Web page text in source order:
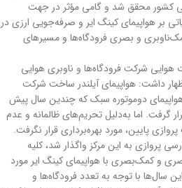
کشور محقق شد و گامی مؤثر در جهت
بر هواپیمای کینگ ایر و صرفه‌جویی ارزی در
و بصری فرودگاه‌ها و مسیرهای
شرکت فرودگاه‌ها‍ و ناوبری هوایی
داشت: هواپیمای آیلندر ساخت شرکت
دوموتوره سبک که چندین سال پیش
گرفت. اما به‌دلیل تحریم‌های ظالمانه و عدم
پایین، مورد بهره‌برداری قرار نگرفت.
پروازی به این مرکز واگذار شد، کلیه
و کمک‌بصری با هواپیمای کینگ ایر مورد
سال‌ها با توجه به تعدد فرودگاه‌ها و